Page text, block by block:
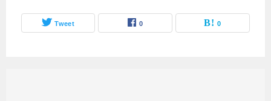
Tweet 0 0